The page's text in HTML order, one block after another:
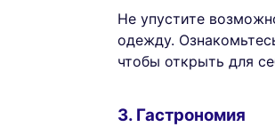
Не упустите
одежду.
чтобы открыть для
3. Гастрономия